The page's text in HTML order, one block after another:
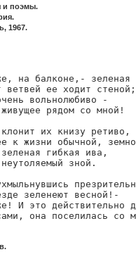
и поэмы.
1967.
на балконе,- зеленая
ее ходит стеной;
вольнолюбиво -
рядом со мной!
их книзу ретиво,
к жизни обычной,
гибкая ива,
зной.
зеленеют весной!-
И это действительно
она поселилась со